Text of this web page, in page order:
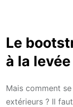
Le
à la
Mais comment
extérieurs ? Il